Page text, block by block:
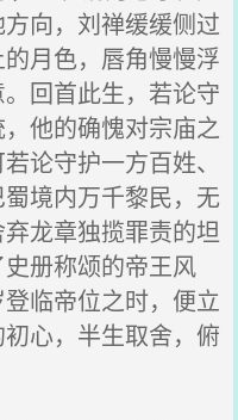
向，刘禅缓缓侧过
月色，唇角慢慢浮
回首此生，若论守
他的确愧对宗庙之
论守护一方百姓、
境内万千黎民，无
龙章独揽罪责的坦
册称颂的帝王风
临帝位之时，便立
心，半生取舍，俯